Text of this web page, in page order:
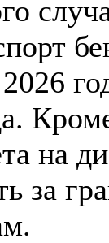
на
за